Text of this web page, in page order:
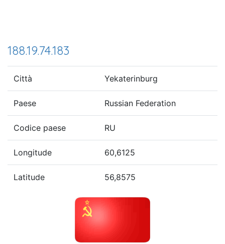
188.19.74.183
Città Yekaterinburg
Paese Russian Federation
Codice paese RU
Longitude 60,6125
Latitude 56,8575